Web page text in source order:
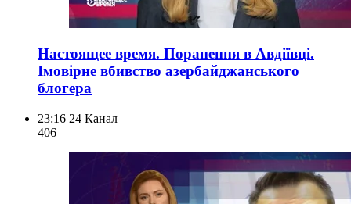
Настоящее время. Поранення в Авдіївці.
Імовірне вбивство азербайджанського
блогера
23:16 24 Канал
406